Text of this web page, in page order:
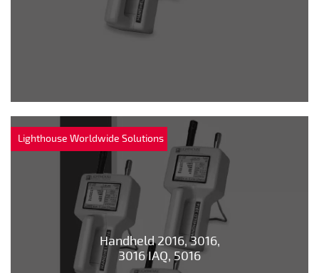
Lighthouse Worldwide Solutions
Handheld 2016, 3016,
3016 IAQ, 5016